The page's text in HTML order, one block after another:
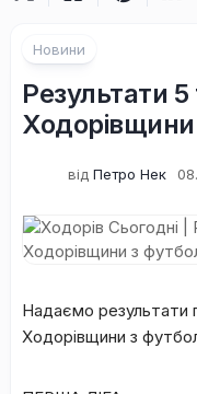
Новини
Результати
від Петро Нек
Надаємо результати
Ходорівщини з